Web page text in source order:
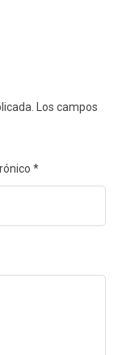
Los campos
*